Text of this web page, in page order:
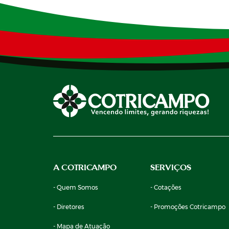
A COTRICAMPO
- Quem Somos
- Diretores
- Mapa de Atuação
SERVIÇOS
- Cotações
- Promoções Cotricampo